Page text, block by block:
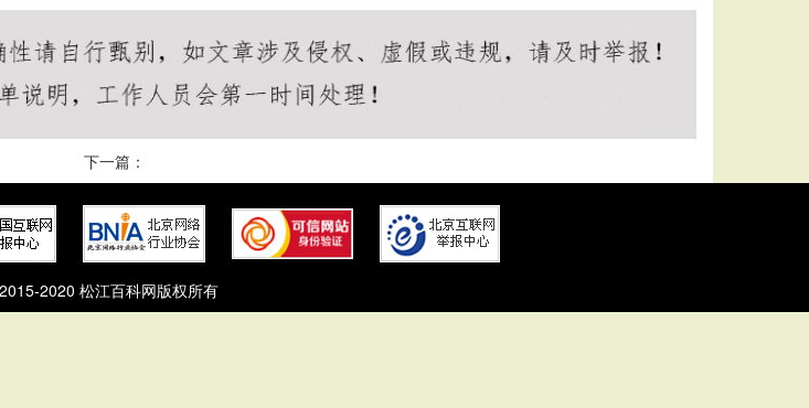
下一篇：
2020 松江百科网版权所有